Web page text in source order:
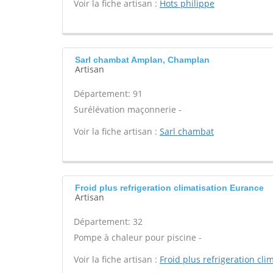
Voir la fiche artisan : Hots philippe
Sarl chambat Amplan, Champlan
Artisan
Département: 91
Surélévation maçonnerie -
Voir la fiche artisan : Sarl chambat
Froid plus refrigeration climatisation Eurance
Artisan
Département: 32
Pompe à chaleur pour piscine -
Voir la fiche artisan : Froid plus refrigeration